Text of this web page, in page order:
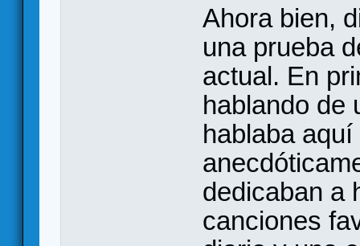
Ahora bien,
una prueba
actual. En
hablando de
hablaba
dedicaban a
canciones